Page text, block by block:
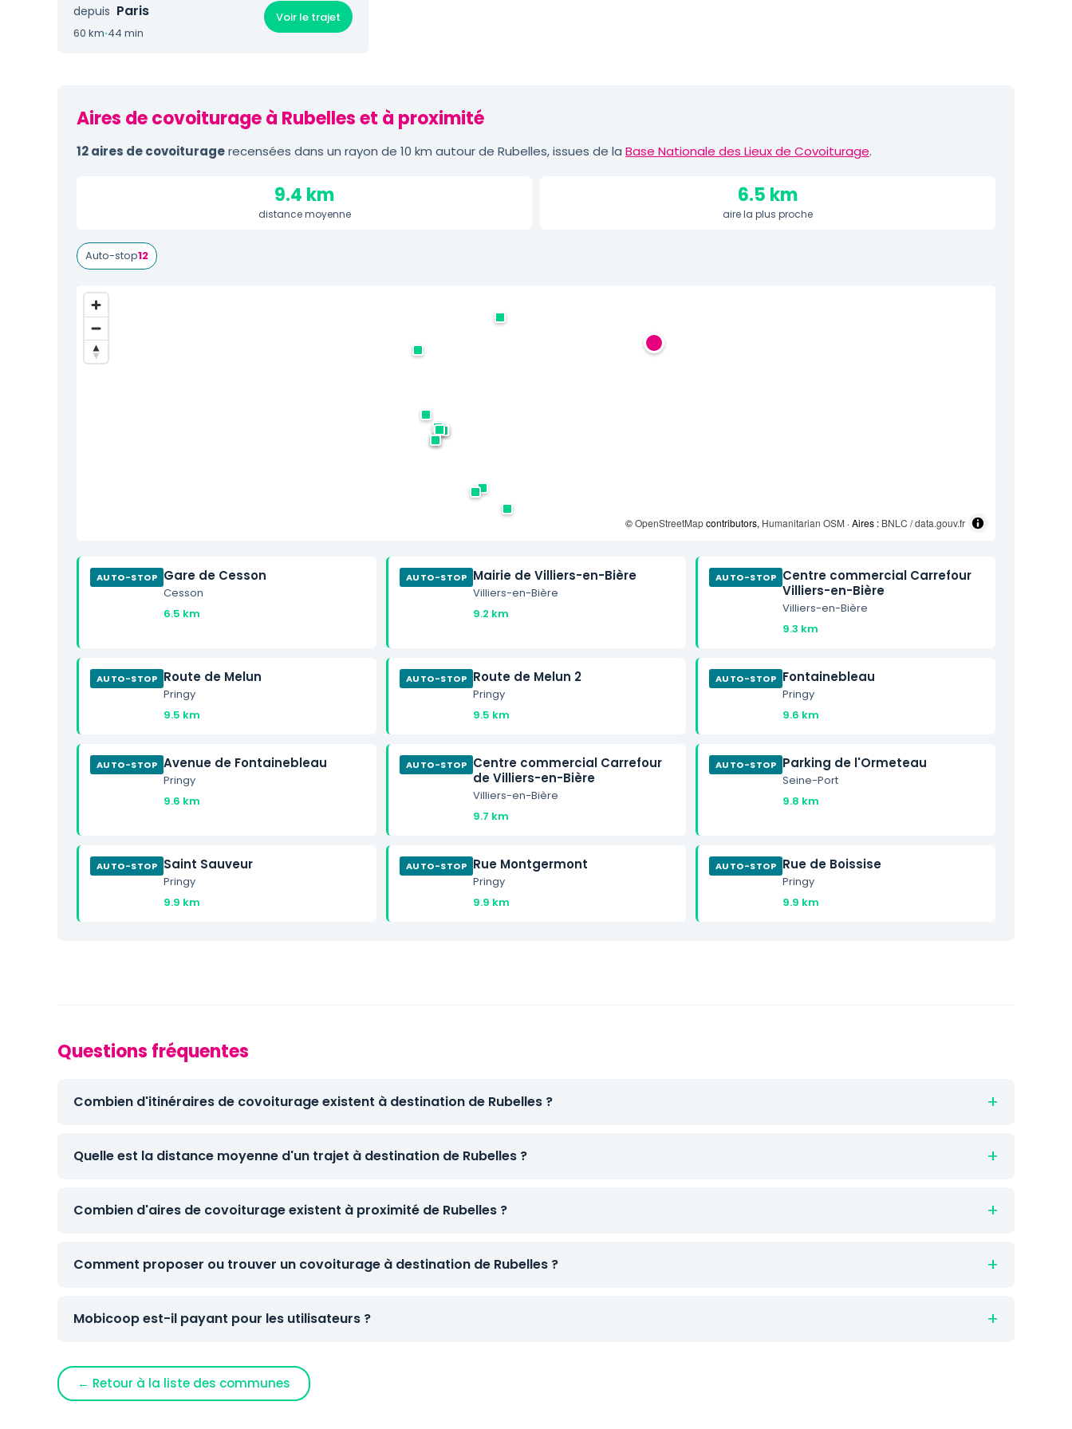
depuis Paris
60 km·44 min
Voir le trajet
Aires de covoiturage à Rubelles et à proximité
12 aires de covoituragerecensées dans un rayon de 10 km autour de Rubelles, issues de la Base Nationale des Lieux de Covoiturage.
9.4 km
distance moyenne
6.5 km
aire la plus proche
Auto-stop12
©OpenStreetMapcontributors, Humanitarian OSM · Aires : BNLC / data.gouv.fr
AUTO-STOP Gare de Cesson
Cesson
6.5 km
AUTO-STOP Mairie de Villiers-en-Bière
Villiers-en-Bière
9.2 km
AUTO-STOP Centre commercial Carrefour
Villiers-en-Bière
Villiers-en-Bière
9.3 km
AUTO-STOP Route de Melun
Pringy
9.5 km
AUTO-STOP Route de Melun 2
Pringy
9.5 km
AUTO-STOP Fontainebleau
Pringy
9.6 km
AUTO-STOP Avenue de Fontainebleau
Pringy
9.6 km
AUTO-STOP Centre commercial Carrefour
de Villiers-en-Bière
Villiers-en-Bière
9.7 km
AUTO-STOP Parking de l'Ormeteau
Seine-Port
9.8 km
AUTO-STOP Saint Sauveur
Pringy
9.9 km
AUTO-STOP Rue Montgermont
Pringy
9.9 km
AUTO-STOP Rue de Boissise
Pringy
9.9 km
Questions fréquentes
Combien d'itinéraires de covoiturage existent à destination de Rubelles ?
Quelle est la distance moyenne d'un trajet à destination de Rubelles ?
Combien d'aires de covoiturage existent à proximité de Rubelles ?
Comment proposer ou trouver un covoiturage à destination de Rubelles ?
Mobicoop est-il payant pour les utilisateurs ?
← Retour à la liste des communes